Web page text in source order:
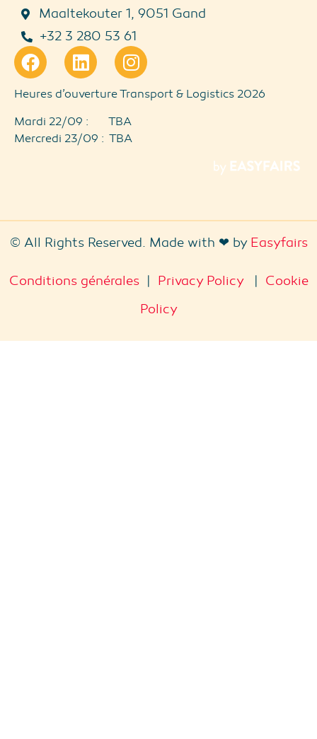
Maaltekouter 1, 9051 Gand
+32 3 280 53 61
Heures d’ouverture Transport & Logistics 2026
Mardi 22/09 : TBA
Mercredi 23/09 : TBA
© All Rights Reserved. Made with ❤ by Easyfairs
Conditions générales| Privacy Policy| Cookie
Policy